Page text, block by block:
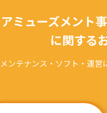
アミューズメント
に関する
ンテナンス・ソフト・運営